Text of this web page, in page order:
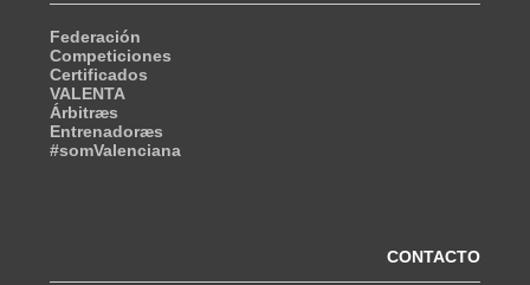
Federación
Competiciones
Certificados
VALENTA
Árbitræs
Entrenadoræs
#somValenciana
CONTACTO